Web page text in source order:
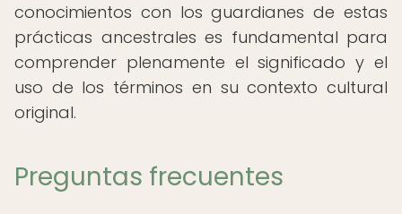
conocimientos con los guardianes de estas
prácticas ancestrales es fundamental para
comprender plenamente el significado y el
uso de los términos en su contexto cultural
original.
Preguntas frecuentes